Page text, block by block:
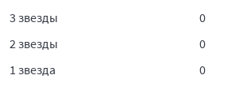
3 звезды
0
2 звезды
0
1 звезда
0